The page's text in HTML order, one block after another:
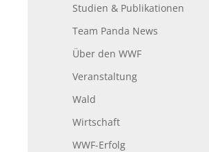
Studien & Publikationen
Team Panda News
Über den WWF
Veranstaltung
Wald
Wirtschaft
WWF-Erfolg